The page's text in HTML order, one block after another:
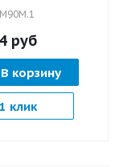
руб
В корзину
клик